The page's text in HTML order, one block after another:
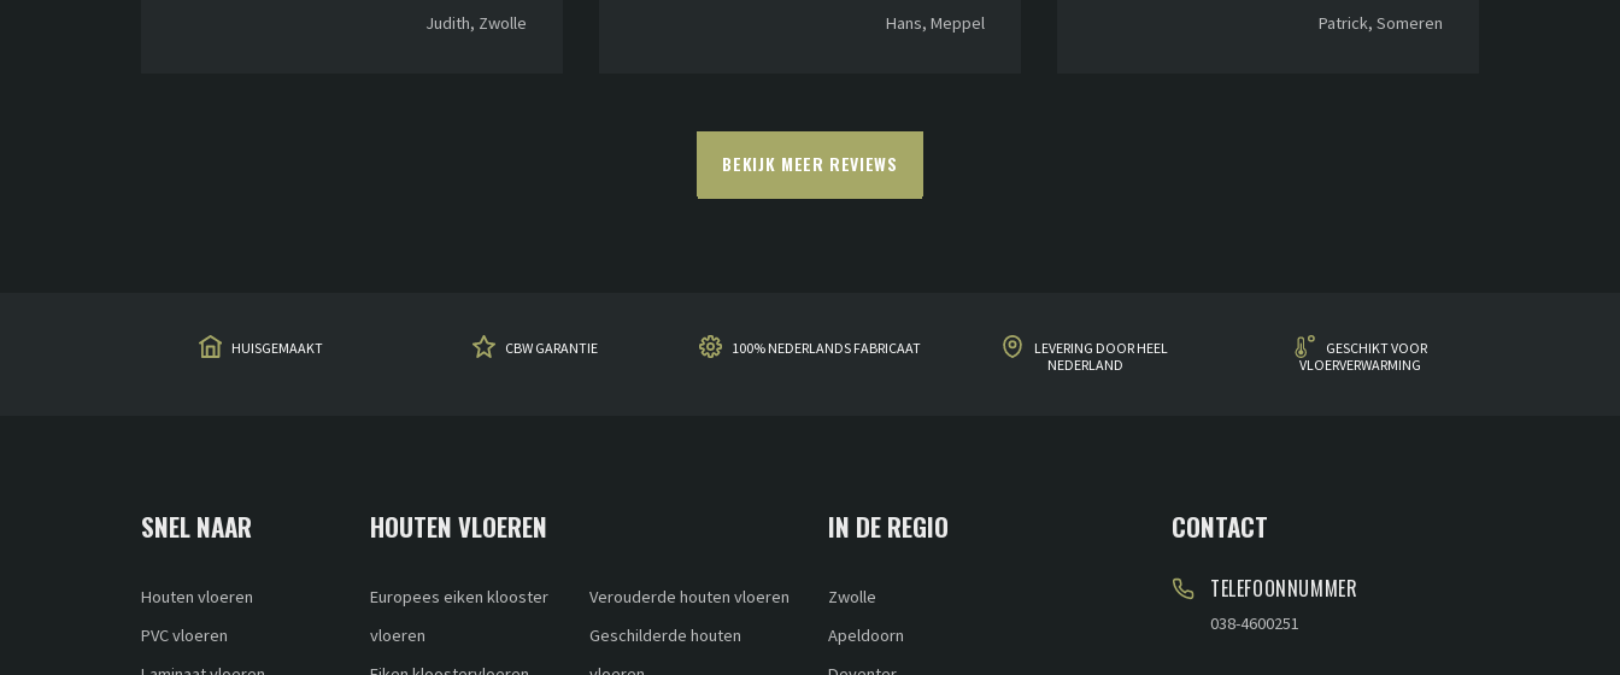
Judith, Zwolle
Hans, Meppel Patrick, Someren
BEKIJK MEER REVIEWS
HUISGEMAAKT CBW GARANTIE 100% NEDERLANDS FABRICAAT
LEVERING DOOR HEEL
NEDERLAND
GESCHIKT VOOR
VLOERVERWARMING
SNEL NAAR
Houten vloeren
PVC vloeren
HOUTEN VLOEREN
Europees eiken klooster
vloeren
Verouderde houten vloeren
Geschilderde houten
IN DE REGIO
Zwolle
Apeldoorn
CONTACT
TELEFOONNUMMER
038-4600251